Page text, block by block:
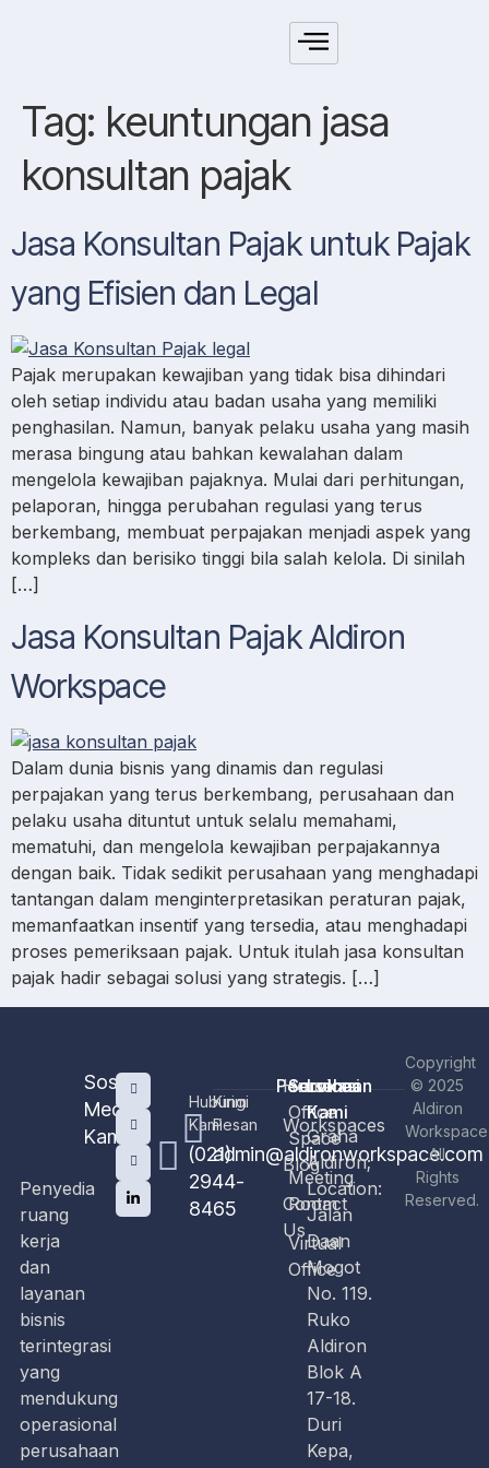
Tag: keuntungan jasa
konsultan pajak
Jasa Konsultan Pajak untuk Pajak
yang Efisien dan Legal
Pajak merupakan kewajiban yang tidak bisa dihindari
oleh setiap individu atau badan usaha yang memiliki
penghasilan. Namun, banyak pelaku usaha yang masih
merasa bingung atau bahkan kewalahan dalam
mengelola kewajiban pajaknya. Mulai dari perhitungan,
pelaporan, hingga perubahan regulasi yang terus
berkembang, membuat perpajakan menjadi aspek yang
kompleks dan berisiko tinggi bila salah kelola. Di sinilah
[…]
Jasa Konsultan Pajak Aldiron
Workspace
Dalam dunia bisnis yang dinamis dan regulasi
perpajakan yang terus berkembang, perusahaan dan
pelaku usaha dituntut untuk selalu memahami,
mematuhi, dan mengelola kewajiban perpajakannya
dengan baik. Tidak sedikit perusahaan yang menghadapi
tantangan dalam menginterpretasikan peraturan pajak,
memanfaatkan insentif yang tersedia, atau menghadapi
proses pemeriksaan pajak. Untuk itulah jasa konsultan
pajak hadir sebagai solusi yang strategis. […]
Sosial
Media
Kami
Hubungi
Kami
(021)
2944-
8465
Kirim
Pesan
admin@aldironworkspace.com
Perusahaan
Home
Workspaces
Blog
Contact
Us
Services
Office
Space
Meeting
Room
Virtual
Office
Lokasi
Kami
Graha
Aldiron;
Location:
Jalan
Daan
Mogot
No. 119.
Ruko
Aldiron
Blok A
17-18.
Duri
Kepa,
Penyedia
ruang
kerja
dan
layanan
bisnis
terintegrasi
yang
mendukung
operasional
perusahaan
Copyright
© 2025
Aldiron
All
Rights
Reserved.